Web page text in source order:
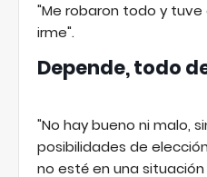
"Me robaron todo y
irme".
Depende, todo
"No hay bueno ni malo,
posibilidades de
no esté en una